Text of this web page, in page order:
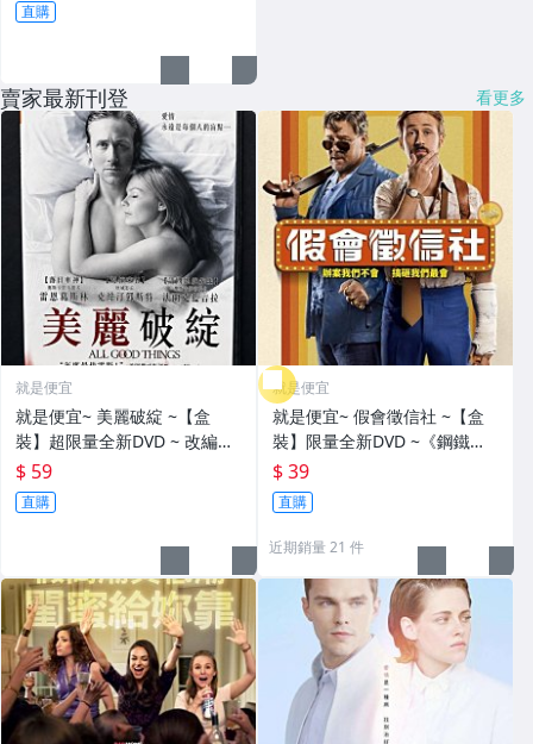
直購
賣家最新刊登 看更多
就是便宜
就是便宜~ 美麗破綻 ~【盒
裝】超限量全新DVD ~ 改編自
震驚全美的真實懸案 ~ 破盤價
$ 5 9 元
$ 59
直購
就是便宜
就是便宜~ 假會徵信社 ~【盒
裝】限量全新DVD ~《鋼鐵人
3》奇才導演 最新動作喜劇 ~
破盤價 $ 3 9 元
$ 39
直購
近期銷量 21 件